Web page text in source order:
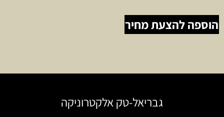
הוספה להצעת מחיר
גבריאל-טק אלקטרוניקה